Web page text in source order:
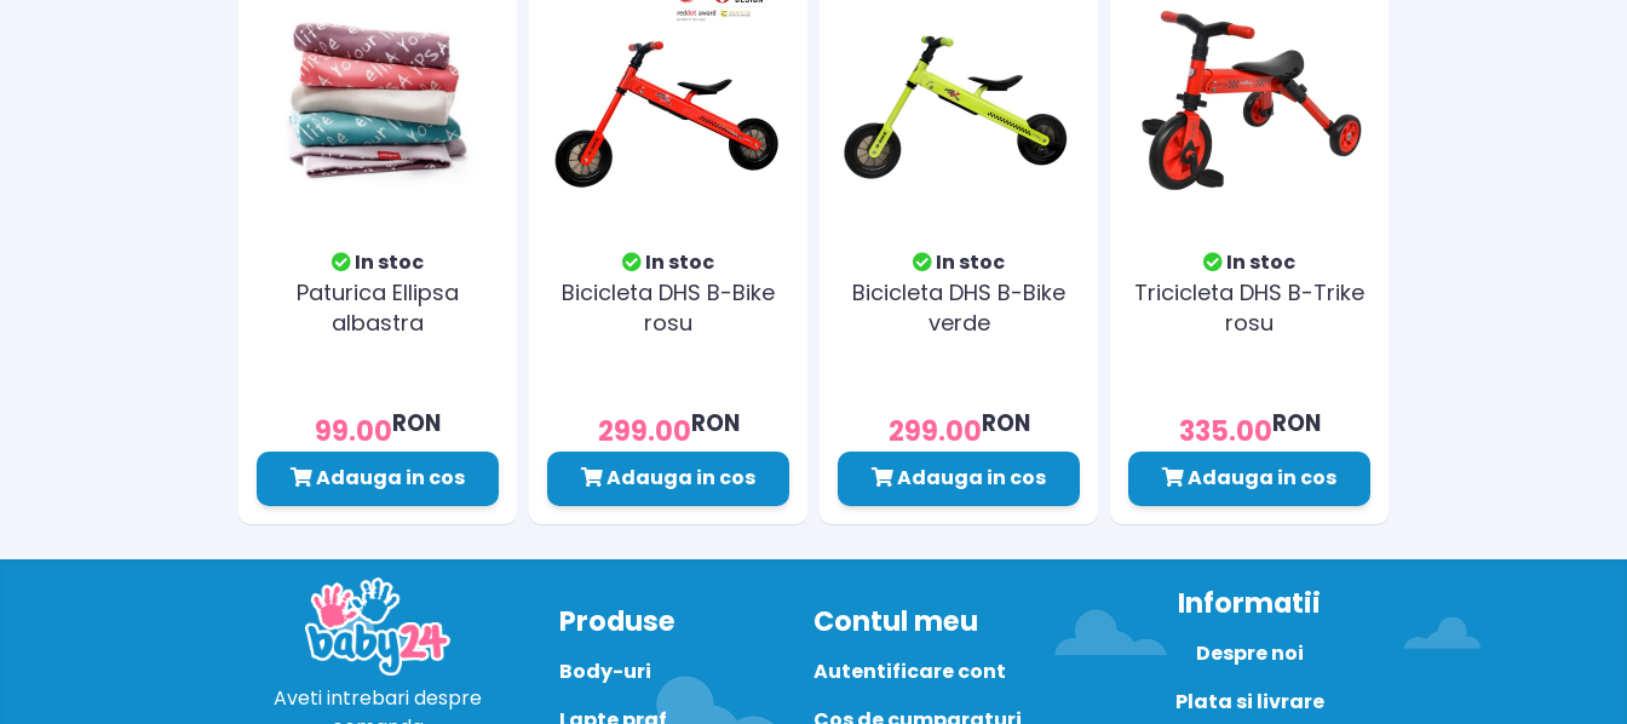
In stoc
Paturica Ellipsa
albastra
99.00RON
Adauga in cos
In stoc
Bicicleta DHS B-Bike
rosu
299.00RON
Adauga in cos
In stoc
Bicicleta DHS B-Bike
verde
299.00RON
Adauga in cos
In stoc
Tricicleta DHS B-Trike
rosu
335.00RON
Adauga in cos
Aveti intrebari despre
Produse
Body-uri
Contul meu
Autentificare cont
Informatii
Despre noi
Plata si livrare